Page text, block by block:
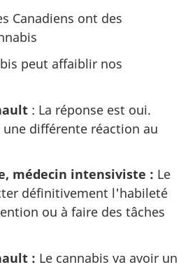
Canadiens ont des
peut affaiblir nos
: La réponse est oui.
une différente réaction au
médecin intensiviste : Le
définitivement l'habileté
ou à faire des tâches
: Le cannabis va avoir un